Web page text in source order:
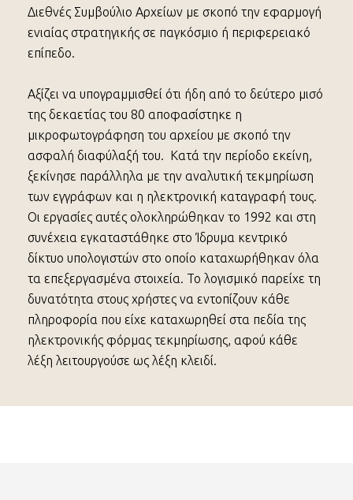
Διεθνές Συμβούλιο Αρχείων με σκοπό την εφαρμογή
ενιαίας στρατηγικής σε παγκόσμιο ή περιφερειακό
επίπεδο.
Αξίζει να υπογραμμισθεί ότι ήδη από το δεύτερο μισό
της δεκαετίας του 80 αποφασίστηκε η
μικροφωτογράφηση του αρχείου με σκοπό την
ασφαλή διαφύλαξή του. Κατά την περίοδο εκείνη,
ξεκίνησε παράλληλα με την αναλυτική τεκμηρίωση
των εγγράφων και η ηλεκτρονική καταγραφή τους.
Οι εργασίες αυτές ολοκληρώθηκαν το 1992 και στη
συνέχεια εγκαταστάθηκε στο Ίδρυμα κεντρικό
δίκτυο υπολογιστών στο οποίο καταχωρήθηκαν όλα
τα επεξεργασμένα στοιχεία. Το λογισμικό παρείχε τη
δυνατότητα στους χρήστες να εντοπίζουν κάθε
πληροφορία που είχε καταχωρηθεί στα πεδία της
ηλεκτρονικής φόρμας τεκμηρίωσης, αφού κάθε
λέξη λειτουργούσε ως λέξη κλειδί.